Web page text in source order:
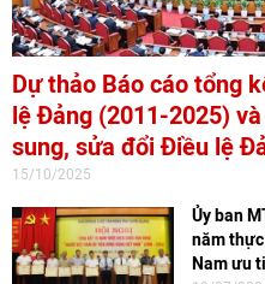
Dự thảo Báo cáo tổng
lệ Đảng (2011-2025)
sung, sửa đổi Điều lệ
15/10/2025
Ủy ban
năm
Nam ưu